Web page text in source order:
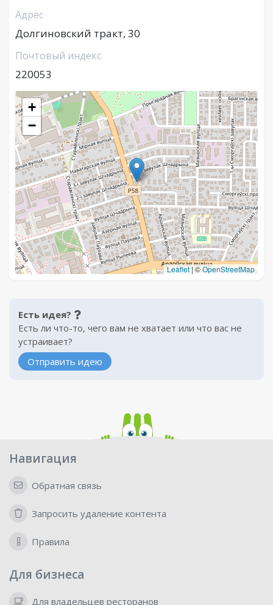
Адрес
Долгиновский тракт, 30
Почтовый индекс
220053
+
−
Leaflet|©OpenStreetMap
Есть идея?
Есть ли что-то, чего вам не хватает или что вас не
устраивает?
Отправить идею
Навигация
Обратная связь
Запросить удаление контента
Правила
Для бизнеса
Для владельцев ресторанов